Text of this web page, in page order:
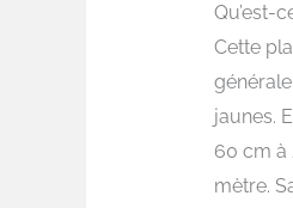
Qu’est-
Cette
jaunes.
60 cm à
mètre.